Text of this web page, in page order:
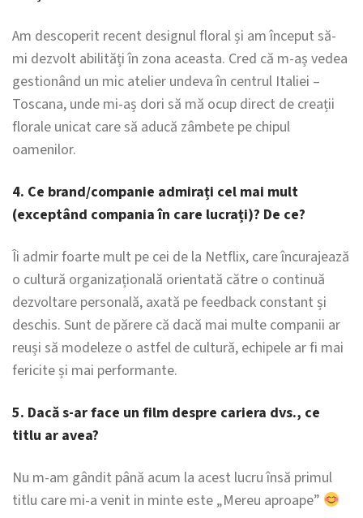
Am descoperit recent designul floral și am început să-
mi dezvolt abilități în zona aceasta. Cred că m-aș vedea
gestionând un mic atelier undeva în centrul Italiei –
Toscana, unde mi-aș dori să mă ocup direct de creații
florale unicat care să aducă zâmbete pe chipul
oamenilor.
4. Ce brand/companie admirați cel mai mult
(exceptând compania în care lucrați)? De ce?
Îi admir foarte mult pe cei de la Netflix, care încurajează
o cultură organizațională orientată către o continuă
dezvoltare personală, axată pe feedback constant și
deschis. Sunt de părere că dacă mai multe companii ar
reuși să modeleze o astfel de cultură, echipele ar fi mai
fericite și mai performante.
5. Dacă s-ar face un film despre cariera dvs., ce
titlu ar avea?
Nu m-am gândit până acum la acest lucru însă primul
titlu care mi-a venit in minte este „Mereu aproape”